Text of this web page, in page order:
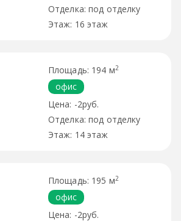
под отделку
16 этаж
194 м2
офис
-2руб.
под отделку
14 этаж
195 м2
офис
-2руб.